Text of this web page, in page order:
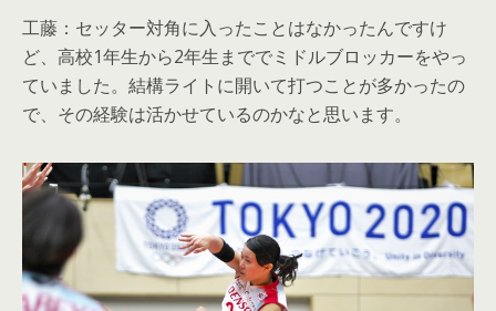
工藤：セッター対角に入ったことはなかったんですけ
ど、高校1年生から2年生まででミドルブロッカーをやっ
ていました。結構ライトに開いて打つことが多かったの
で、その経験は活かせているのかなと思います。